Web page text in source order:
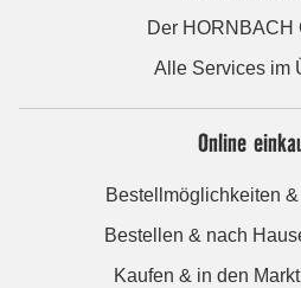
Der HORNBACH
Alle Services im
Online
Bestellmöglichkeiten
Bestellen & nach
Kaufen & in den